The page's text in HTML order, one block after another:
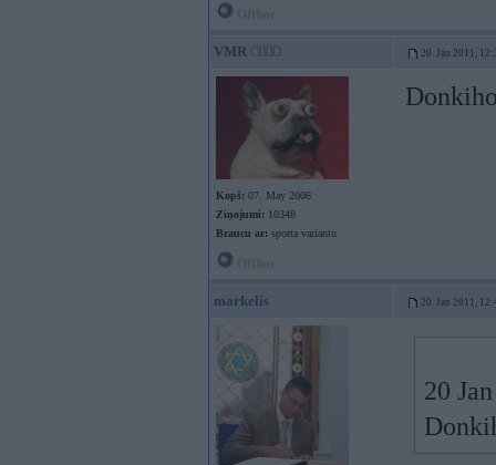
VMR 20. Jan 2011,
Kopš: 07. May 2006
Ziņojumi: 10348
Braucu ar: sporta variantu
markelis 20. Jan 2011,
20